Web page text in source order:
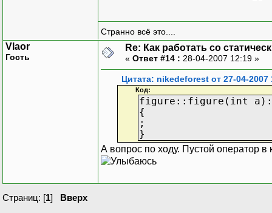
Странно всё это....
Vlaor
Гость
Re: Как работать со
« Ответ #14 : 28-04-2007 12:19 »
Цитата: nikedeforest от 27-04-2007
Код:
figure::figure(int
{
;
}
А вопрос по ходу. Пустой оператор в
Страниц: [1] Вверх